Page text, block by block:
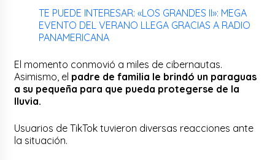
TE PUEDE INTERESAR: «LOS GRANDES II»: MEGA
EVENTO DEL VERANO LLEGA GRACIAS A RADIO
PANAMERICANA
El momento conmovió a miles de cibernautas.
Asimismo, el padre de familia le brindó un paraguas
a su pequeña para que pueda protegerse de la
lluvia.
Usuarios de TikTok tuvieron diversas reacciones ante
la situación.